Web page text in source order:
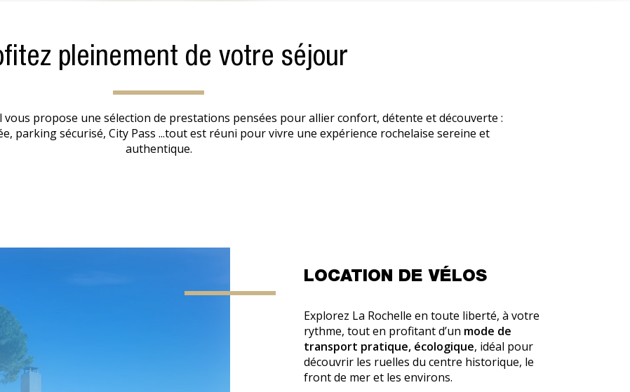
pleinement de votre séjour
propose une sélection de prestations pensées pour allier confort, détente et découverte :
parking sécurisé, City Pass ...tout est réuni pour vivre une expérience rochelaise sereine et
authentique.
LOCATION DE VÉLOS
Explorez La Rochelle en toute liberté, à votre
rythme, tout en profitant d’un mode de
transport pratique, écologique, idéal pour
découvrir les ruelles du centre historique, le
front de mer et les environs.